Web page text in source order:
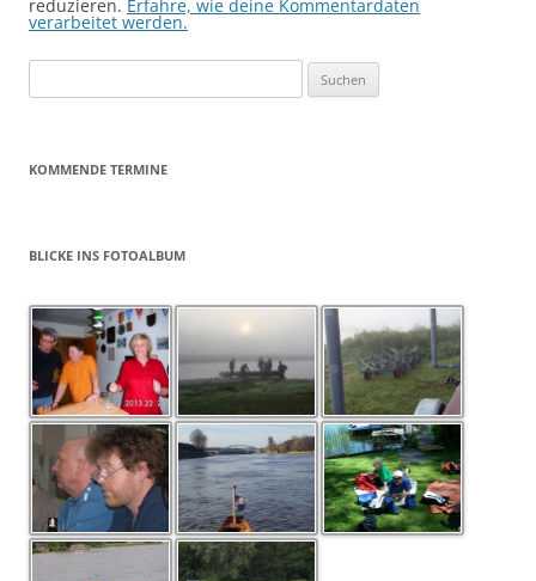
reduzieren. Erfahre, wie deine Kommentardaten
verarbeitet werden.
nach:
KOMMENDE TERMINE
BLICKE INS FOTOALBUM